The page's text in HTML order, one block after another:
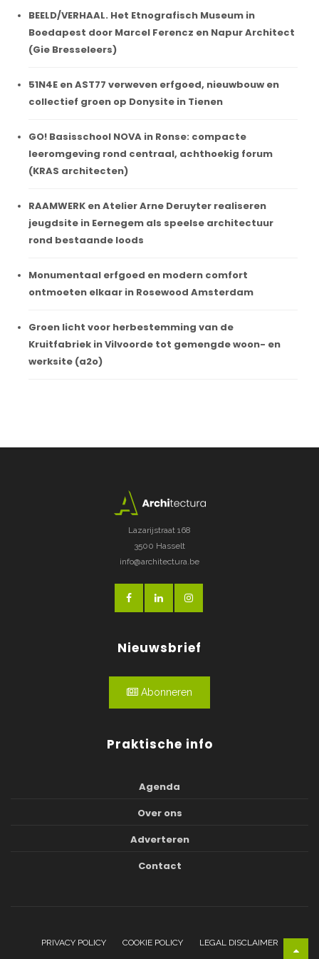
BEELD/VERHAAL. Het Etnografisch Museum in
Boedapest door Marcel Ferencz en Napur Architect
(Gie Bresseleers)
51N4E en AST77 verweven erfgoed, nieuwbouw en
collectief groen op Donysite in Tienen
GO! Basisschool NOVA in Ronse: compacte
leeromgeving rond centraal, achthoekig forum
(KRAS architecten)
RAAMWERK en Atelier Arne Deruyter realiseren
jeugdsite in Eernegem als speelse architectuur
rond bestaande loods
Monumentaal erfgoed en modern comfort
ontmoeten elkaar in Rosewood Amsterdam
Groen licht voor herbestemming van de
Kruitfabriek in Vilvoorde tot gemengde woon- en
werksite (a2o)
Lazarijstraat 168
3500 Hasselt
info@architectura.be
Nieuwsbrief
Abonneren
Praktische info
Agenda
Over ons
Adverteren
Contact
PRIVACY POLICY COOKIE POLICY LEGAL DISCLAIMER